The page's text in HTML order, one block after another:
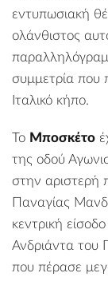
εντυπωσιακή
ολάνθιστος
συμμετρία που
Ιταλικό κήπο.
Το Μποσκέτο
της οδού
στην αριστερή
Παναγίας
κεντρική
Ανδριάντα του
που πέρασε